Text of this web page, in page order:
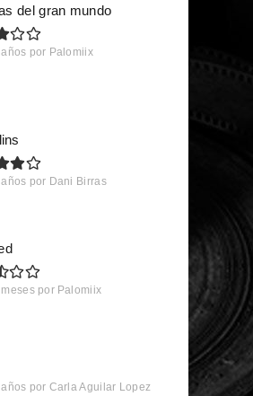
del gran mundo
por Palomiix
por Dani Birras
por Palomiix
por Carla Aguilar Lopez